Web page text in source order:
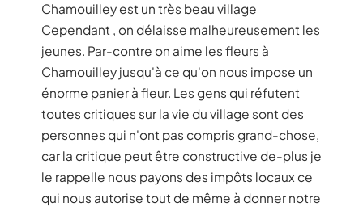
Chamouilley est un très beau village
Cependant , on délaisse malheureusement les
jeunes. Par-contre on aime les fleurs à
Chamouilley jusqu'à ce qu'on nous impose un
énorme panier à fleur. Les gens qui réfutent
toutes critiques sur la vie du village sont des
personnes qui n'ont pas compris grand-chose,
car la critique peut être constructive de-plus je
le rappelle nous payons des impôts locaux ce
qui nous autorise tout de même à donner notre